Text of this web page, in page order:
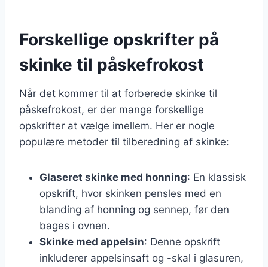
Forskellige opskrifter på
skinke til påskefrokost
Når det kommer til at forberede skinke til
påskefrokost, er der mange forskellige
opskrifter at vælge imellem. Her er nogle
populære metoder til tilberedning af skinke:
Glaseret skinke med honning: En klassisk
opskrift, hvor skinken pensles med en
blanding af honning og sennep, før den
bages i ovnen.
Skinke med appelsin: Denne opskrift
inkluderer appelsinsaft og -skal i glasuren,